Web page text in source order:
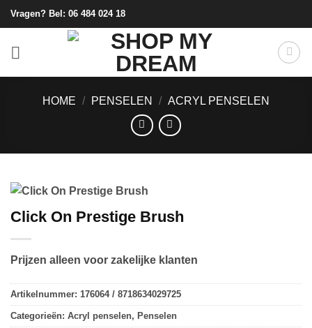
Ga
naar
Vragen? Bel: 06 484 024 18
HOME / PENSELEN / ACRYL PENSELEN
Click On Prestige Brush
Prijzen alleen voor zakelijke klanten
Artikelnummer: 176064 / 8718634029725
Categorieën: Acryl penselen, Penselen